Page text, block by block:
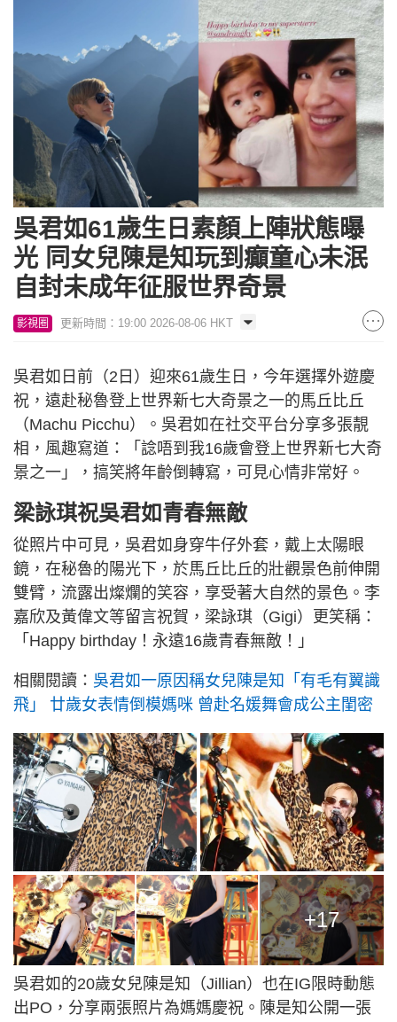
吳君如61歲生日素顏上陣狀態曝
光 同女兒陳是知玩到癲童心未泯
自封未成年征服世界奇景
影視圈 更新時間：19:00 2026-08-06 HKT
吳君如日前（2日）迎來61歲生日，今年選擇外遊慶
祝，遠赴秘魯登上世界新七大奇景之一的馬丘比丘
（Machu Picchu）。吳君如在社交平台分享多張靚
相，風趣寫道：「諗唔到我16歲會登上世界新七大奇
景之一」，搞笑將年齡倒轉寫，可見心情非常好。
梁詠琪祝吳君如青春無敵
從照片中可見，吳君如身穿牛仔外套，戴上太陽眼
鏡，在秘魯的陽光下，於馬丘比丘的壯觀景色前伸開
雙臂，流露出燦爛的笑容，享受著大自然的景色。李
嘉欣及黃偉文等留言祝賀，梁詠琪（Gigi）更笑稱：
「Happy birthday！永遠16歲青春無敵！」
相關閱讀： 吳君如一原因稱女兒陳是知「有毛有翼識
飛」 廿歲女表情倒模媽咪 曾赴名媛舞會成公主閨密
+17
吳君如的20歲女兒陳是知（Jillian）也在IG限時動態
出PO，分享兩張照片為媽媽慶祝。陳是知公開一張